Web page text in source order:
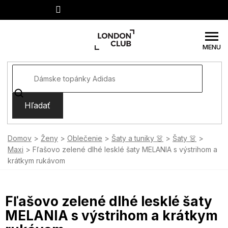
Hľadať
Domov Ženy Oblečenie Šaty a tuniky 👗
Šaty 👗
Maxi
Fľašovo zelené dlhé lesklé šaty MELANIA s výstrihom a
krátkym rukávom
Fľašovo zelené dlhé lesklé šaty
MELANIA s výstrihom a krátkym